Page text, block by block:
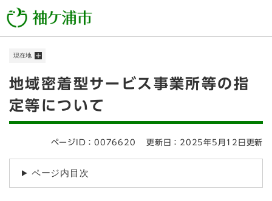
ー
メニューを飛ばして本文へ
現在地
本
文
地域密着型サービス事業所等の指
定等について
ページID：0076620 更新日：2025年5月12日更新
ページ内目次